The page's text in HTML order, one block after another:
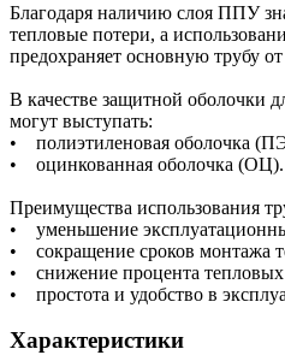
Благодаря наличию слоя ППУ
тепловые потери, а
предохраняет основную трубу
В качестве защитной оболочки
могут выступать:
• полиэтиленовая оболочка
• оцинкованная оболочка (ОЦ).
Преимущества использования
• уменьшение
• сокращение сроков монтажа
• снижение процента тепловых
• простота и удобство в
Характеристики